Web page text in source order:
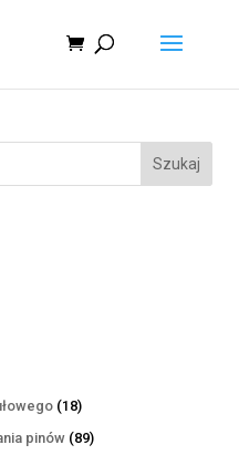
Szukaj
1818
produktów
pinów 8989